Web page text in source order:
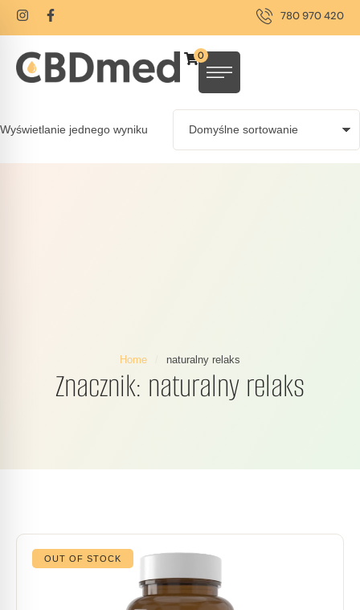
780 970 420
0
Wyświetlanie jednego wyniku
Home naturalny relaks
Znacznik: naturalny relaks
OUT OF STOCK